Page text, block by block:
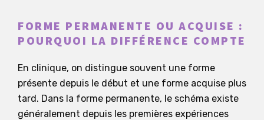
FORME PERMANENTE OU ACQUISE :
POURQUOI LA DIFFÉRENCE COMPTE
En clinique, on distingue souvent une forme
présente depuis le début et une forme acquise plus
tard. Dans la forme permanente, le schéma existe
généralement depuis les premières expériences